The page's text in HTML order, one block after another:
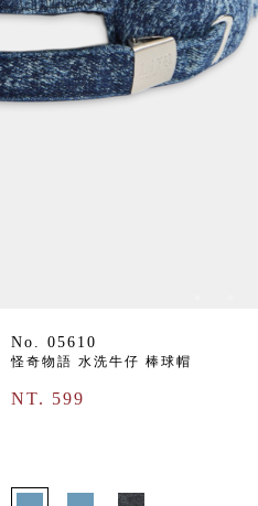
No. 05610
怪奇物語 水洗牛仔 棒球帽
NT. 599